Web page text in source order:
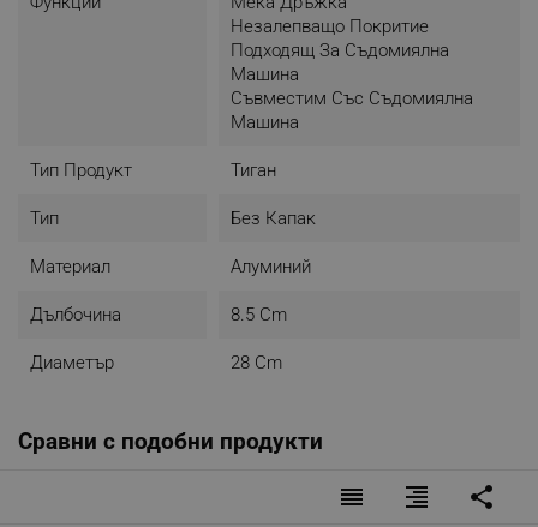
Незалепващо Покритие
Подходящ За Съдомиялна
Машина
Съвместим Със Съдомиялна
Машина
Тип Продукт Тиган
Тип Без Капак
Материал Алуминий
Дълбочина 8.5 Cm
Диаметър 28 Cm
Сравни с подобни продукти
reorder format_align_right share